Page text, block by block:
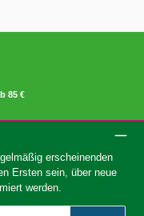
85 €
erscheinenden
Ersten sein, über neue
werden.